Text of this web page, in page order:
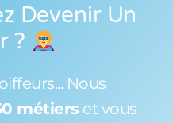
Devenir Un
?
Nous
métiers et vous